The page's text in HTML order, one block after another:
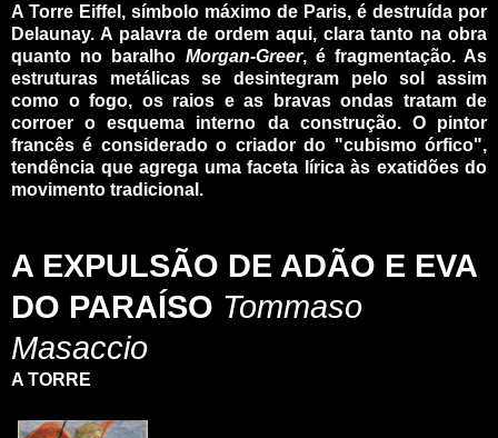
A Torre Eiffel, símbolo máximo de Paris, é destruída por
Delaunay. A palavra de ordem aqui, clara tanto na obra
quanto no baralho Morgan-Greer, é fragmentação. As
estruturas metálicas se desintegram pelo sol assim
como o fogo, os raios e as bravas ondas tratam de
corroer o esquema interno da construção. O pintor
francês é considerado o criador do "cubismo órfico",
tendência que agrega uma faceta lírica às exatidões do
movimento tradicional.
A EXPULSÃO DE ADÃO E EVA
DO PARAÍSO Tommaso
Masaccio
A TORRE